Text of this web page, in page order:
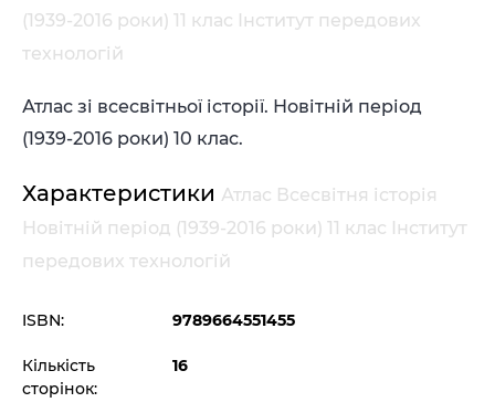
(1939-2016 роки) 11 клас Інститут передових
технологій
Атлас зі всесвітньої історії. Новітній період
(1939-2016 роки) 10 клас.
Характеристики Атлас Всесвітня історія
Новітній період (1939-2016 роки) 11 клас Інститут
передових технологій
ISBN: 9789664551455
Кількість
сторінок:
16